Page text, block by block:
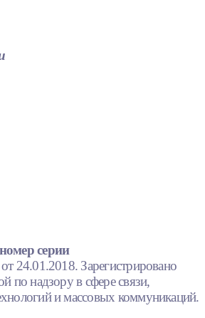
серии
24.01.2018. Зарегистрировано
по надзору в сфере связи,
и массовых коммуникаций.